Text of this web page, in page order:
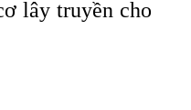
lây truyền cho